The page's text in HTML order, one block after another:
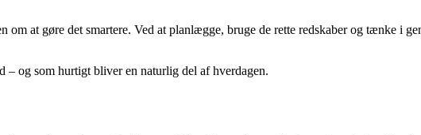
at gøre det smartere. Ved at planlægge, bruge de rette redskaber og tænke i
– og som hurtigt bliver en naturlig del af hverdagen.